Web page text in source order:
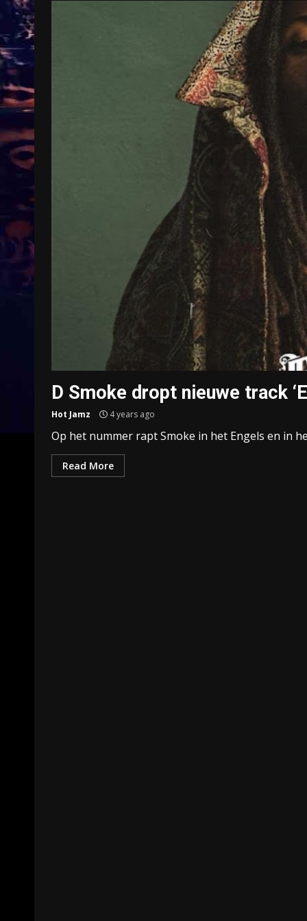
D Smoke dropt nieuwe track
Hot Jamz 4 years ago
Op het nummer rapt Smoke in het Engels en in
Read More
Treinkaartjes worden duurder,
abonnementen verdwijnen
9 months ago